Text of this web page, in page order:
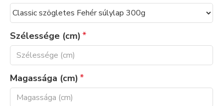
Szélessége (cm)
Magassága (cm)